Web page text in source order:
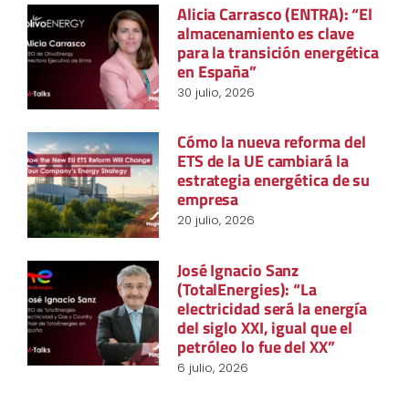
Alicia Carrasco (ENTRA): “El
almacenamiento es clave
para la transición energética
en España”
30 julio, 2026
Cómo la nueva reforma del
ETS de la UE cambiará la
estrategia energética de su
empresa
20 julio, 2026
José Ignacio Sanz
(TotalEnergies): “La
electricidad será la energía
del siglo XXI, igual que el
petróleo lo fue del XX”
6 julio, 2026